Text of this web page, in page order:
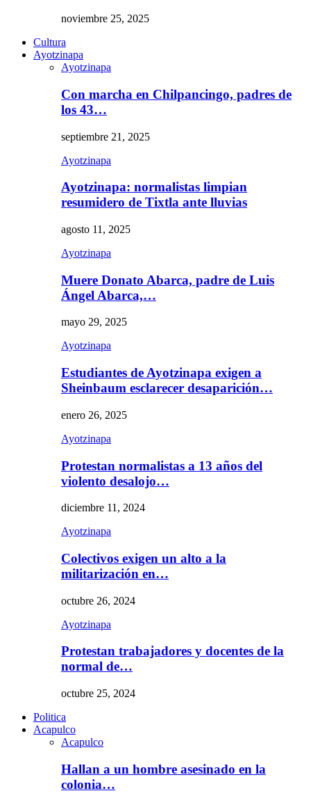
noviembre 25, 2025
Cultura
Ayotzinapa
Ayotzinapa
Con marcha en Chilpancingo, padres de
los 43…
septiembre 21, 2025
Ayotzinapa
Ayotzinapa: normalistas limpian
resumidero de Tixtla ante lluvias
agosto 11, 2025
Ayotzinapa
Muere Donato Abarca, padre de Luis
Ángel Abarca,…
mayo 29, 2025
Ayotzinapa
Estudiantes de Ayotzinapa exigen a
Sheinbaum esclarecer desaparición…
enero 26, 2025
Ayotzinapa
Protestan normalistas a 13 años del
violento desalojo…
diciembre 11, 2024
Ayotzinapa
Colectivos exigen un alto a la
militarización en…
octubre 26, 2024
Ayotzinapa
Protestan trabajadores y docentes de la
normal de…
octubre 25, 2024
Politica
Acapulco
Acapulco
Hallan a un hombre asesinado en la
colonia…